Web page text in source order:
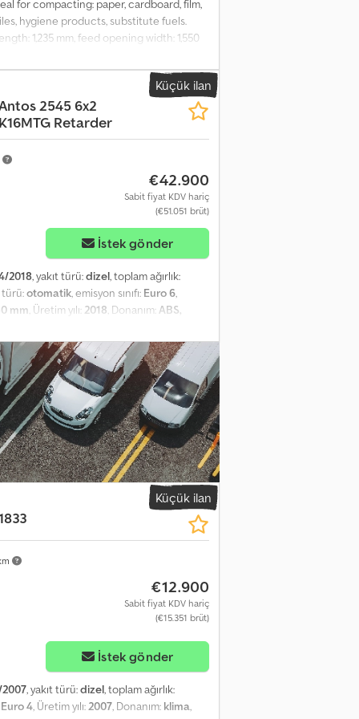
for compacting: paper, cardboard, film,
hygiene products, substitute fuels.
1,235 mm, feed opening width: 1,550
cycle time: 43 s, drive power: 5.5 kW,
5 x 32/A/6h, customer-side protection: 25
and/or lettering. PA1738 Our offer
inspection, we are happy to provide
decals and/or lettering. Our general
can also provide a financing or leasing
Küçük ilan
2545 6x2
Retarder
€42.900
Sabit fiyat KDV hariç
(€51.051 brüt)
İstek gönder
2018, yakıt türü:dizel, toplam ağırlık:
türü:otomatik, emisyon sınıfı: Euro 6,
mm, Üretim yılı: 2018, Donanım: ABS,
Antos 2545 6x2 LLL Damperli Kamyon,
Kontrol ile Yönlendirilebilir ve Kaldırılabilir
kW R6 Dizel (OM 471) Şanzıman: 12 Vitesli
MTG, M (Teleskopik), TG (Üçlü Devirmeli
sabitleme sistemi (arka), Yan
maks. 275 bar, Nominal yük: 17.000 kg,
2'ye göre konteyner, maks. 20 m³ DIN
m³, Arka lambaların arkadaki koruması,
Max Merkezi Yağlama Sistemi Mercedes-
Kabin: M ClassicSpace, Yakıt
(Tamamen Hava Süspansiyonlu), Dingil
Ringfeder 40 mm, Hava bağlantısı:
LED arka lambalar, Sağ, sol ve arkada alt
vites lambası, Bi-Xenon farlar, Dış
Yardımcı tahrik, Mekanik tavan açılır
sürüş modu, Yokuş kalkış desteği,
ısıtıcısı, Buzdolabı, Bluetooth, Eller
camlar, Elektrikli ayna ayarı,
ön cam güneşliği, Sürücü ve yolcu tarafı
dayanağı, Sürücü koltuğu, havalı
1. dingil sol lastik diş derinliği: 8 mm, 2.
iç lastik diş derinliği: 7 mm, 3. dingil sağ
radyo (Bluetooth), Egzoz, aşağı ve sağ
Küçük ilan
€12.900
Sabit fiyat KDV hariç
(€15.351 brüt)
İstek gönder
, yakıt türü:dizel, toplam ağırlık:
Euro 4 , Üretim yılı: 2007 , Donanım: klima